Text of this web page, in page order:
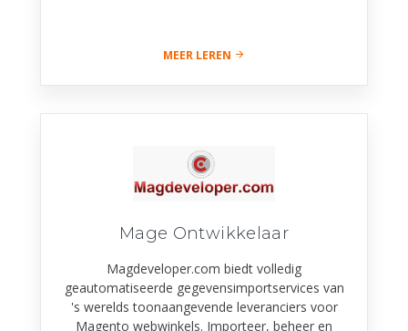
MEER LEREN
Mage Ontwikkelaar
Magdeveloper.com biedt volledig
geautomatiseerde gegevensimportservices van
's werelds toonaangevende leveranciers voor
Magento webwinkels. Importeer, beheer en